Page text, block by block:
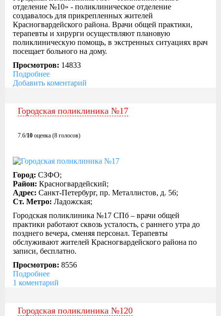
отделение №10» - поликлиническое отделение
создавалось для прикрепленных жителей
Красногвардейского района. Врачи общей практики,
терапевты и хирурги осуществляют плановую
поликлиническую помощь, в экстренных ситуациях врач
посещает больного на дому.
Просмотров: 14833
Подробнее
Добавить коментарий
Городская поликлиника №17
7.6/10 оценка (8 голосов)
Город: СЗФО;
Район: Красногвардейский;
Адрес: Санкт-Петербург, пр. Металлистов, д. 56;
Ст. Метро: Ладожская;
Городская поликлиника №17 СПб – врачи общей
практики работают сквозь усталость, с раннего утра до
позднего вечера, сменяя персонал. Терапевты
обслуживают жителей Красногвардейского района по
записи, бесплатно.
Просмотров: 8556
Подробнее
1 коментарий
Городская поликлиника №120